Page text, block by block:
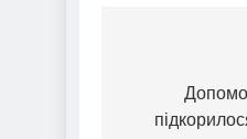
записів